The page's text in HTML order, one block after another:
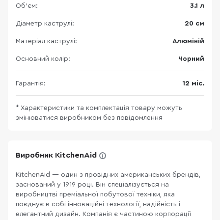
Об'єм: 3.1 л
Діаметр каструлі: 20 см
Матеріал каструлі: Алюміній
Основний колір: Чорний
Гарантія: 12 міс.
* Характеристики та комплектація товару можуть
змінюватися виробником без повідомлення
Виробник KitchenAid
KitchenAid — один з провідних американських брендів,
заснований у 1919 році. Він спеціалізується на
виробництві преміальної побутової техніки, яка
поєднує в собі інноваційні технології, надійність і
елегантний дизайн. Компанія є частиною корпорації